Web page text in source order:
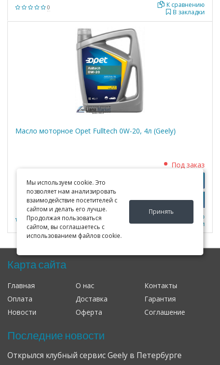
Мы используем cookie. Это
позволяет нам анализировать
взаимодействие посетителей с
сайтом и делать его лучше.
Продолжая пользоваться
сайтом, вы соглашаетесь с
использованием файлов cookie.
Принять
0
В закладки
К сравнению
Масло моторное Opet Fulltech 0W-20, 4л (Geely)
0
Под заказ
В закладки
К сравнению
Карта сайта
Главная О нас
Контакты
Оплата
Доставка
Гарантия
Новости
Оферта Соглашение
Последние новости
Открылся клубный сервис Geely в Петербурге